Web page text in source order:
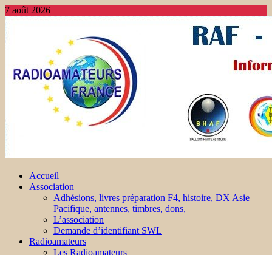
7 août 2026
Accueil
Association
Adhésions, livres préparation F4, histoire, DX Asie
Pacifique, antennes, timbres, dons,
L’association
Demande d’identifiant SWL
Radioamateurs
Les Radioamateurs